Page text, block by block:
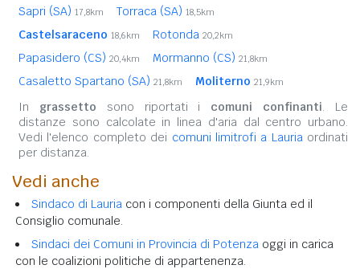
Sapri (SA) 17,8km Torraca (SA) 18,5km
Castelsaraceno 18,6km Rotonda 20,2km
Papasidero (CS) 20,4km Mormanno (CS) 21,8km
Casaletto Spartano (SA) 21,8km Moliterno 21,9km
In grassetto sono riportati i comuni confinanti. Le
distanze sono calcolate in linea d'aria dal centro urbano.
Vedi l'elenco completo dei comuni limitrofi a Lauriaordinati
per distanza.
Vedi anche
Sindaco di Lauria con i componenti della Giunta ed il
Consiglio comunale.
Sindaci dei Comuni in Provincia di Potenza oggi in carica
con le coalizioni politiche di appartenenza.